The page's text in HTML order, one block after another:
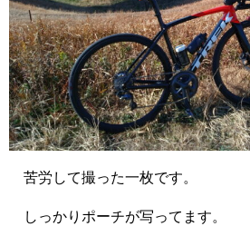
苦労して撮った一枚です。
しっかりポーチが写ってます。